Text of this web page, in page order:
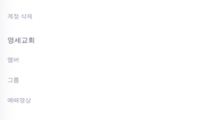
계정 삭제
영세교회
멤버
그룹
예배영상